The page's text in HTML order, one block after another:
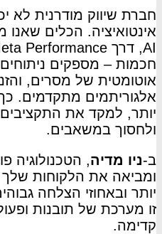
חברת שיווק מודרנית לא
חכמות – מספקים
אוטומטית של מסרים,
אלגוריתמים מתקדמים.
יותר, למקד את התקציבים
ולחסוך במשאבים.
ב-ניו מדיה, הטכנולוגיה
ומביאה את הלקוחות
יותר ובאחוזי הצלחה
זו מערכת של תובנות
קדימה.